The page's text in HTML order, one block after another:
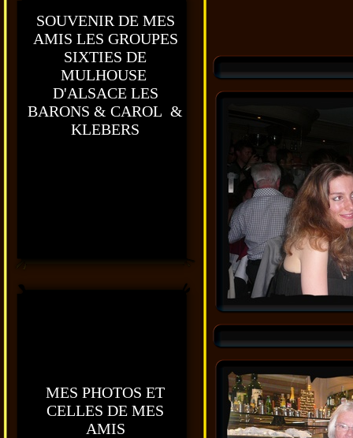
SOUVENIR DE MES
AMIS LES GROUPES
SIXTIES DE
MULHOUSE
D'ALSACE LES
BARONS & CAROL &
KLEBERS
MES PHOTOS ET
CELLES DE MES
AMIS